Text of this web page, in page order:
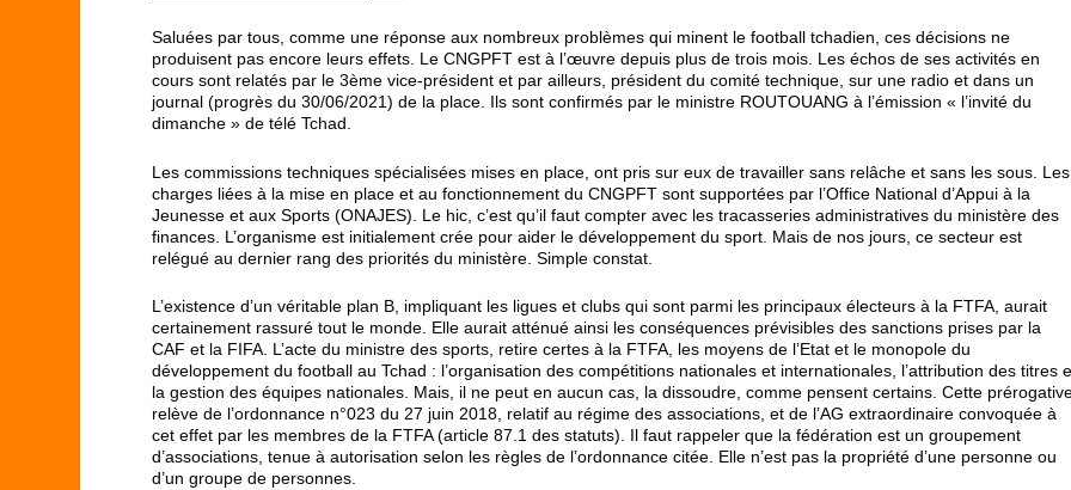
Saluées par tous, comme une réponse aux nombreux problèmes qui minent le football tchadien, ces décisions ne
produisent pas encore leurs effets. Le CNGPFT est à l’œuvre depuis plus de trois mois. Les échos de ses activités en
cours sont relatés par le 3ème vice-président et par ailleurs, président du comité technique, sur une radio et dans un
journal (progrès du 30/06/2021) de la place. Ils sont confirmés par le ministre ROUTOUANG à l’émission « l’invité du
dimanche » de télé Tchad.
Les commissions techniques spécialisées mises en place, ont pris sur eux de travailler sans relâche et sans les sous. Les
charges liées à la mise en place et au fonctionnement du CNGPFT sont supportées par l’Office National d’Appui à la
Jeunesse et aux Sports (ONAJES). Le hic, c’est qu’il faut compter avec les tracasseries administratives du ministère des
finances. L’organisme est initialement crée pour aider le développement du sport. Mais de nos jours, ce secteur est
relégué au dernier rang des priorités du ministère. Simple constat.
L’existence d’un véritable plan B, impliquant les ligues et clubs qui sont parmi les principaux électeurs à la FTFA, aurait
certainement rassuré tout le monde. Elle aurait atténué ainsi les conséquences prévisibles des sanctions prises par la
CAF et la FIFA. L’acte du ministre des sports, retire certes à la FTFA, les moyens de l’Etat et le monopole du
développement du football au Tchad : l’organisation des compétitions nationales et internationales, l’attribution des titres
la gestion des équipes nationales. Mais, il ne peut en aucun cas, la dissoudre, comme pensent certains. Cette
relève de l’ordonnance n°023 du 27 juin 2018, relatif au régime des associations, et de l’AG extraordinaire convoquée à
cet effet par les membres de la FTFA (article 87.1 des statuts). Il faut rappeler que la fédération est un groupement
d’associations, tenue à autorisation selon les règles de l’ordonnance citée. Elle n’est pas la propriété d’une personne ou
d’un groupe de personnes.